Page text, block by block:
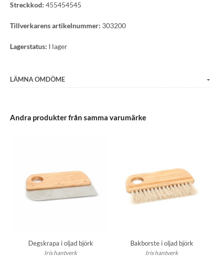
Streckkod: 455454545
Tillverkarens artikelnummer: 303200
Lagerstatus: I lager
LÄMNA OMDÖME
Andra produkter från samma varumärke
Degskrapa i oljad björk
Iris hantverk
Bakborste i oljad björk
Iris hantverk